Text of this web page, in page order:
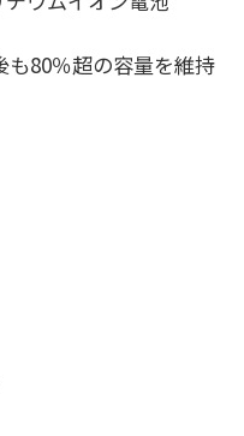
も80％超の容量を維持